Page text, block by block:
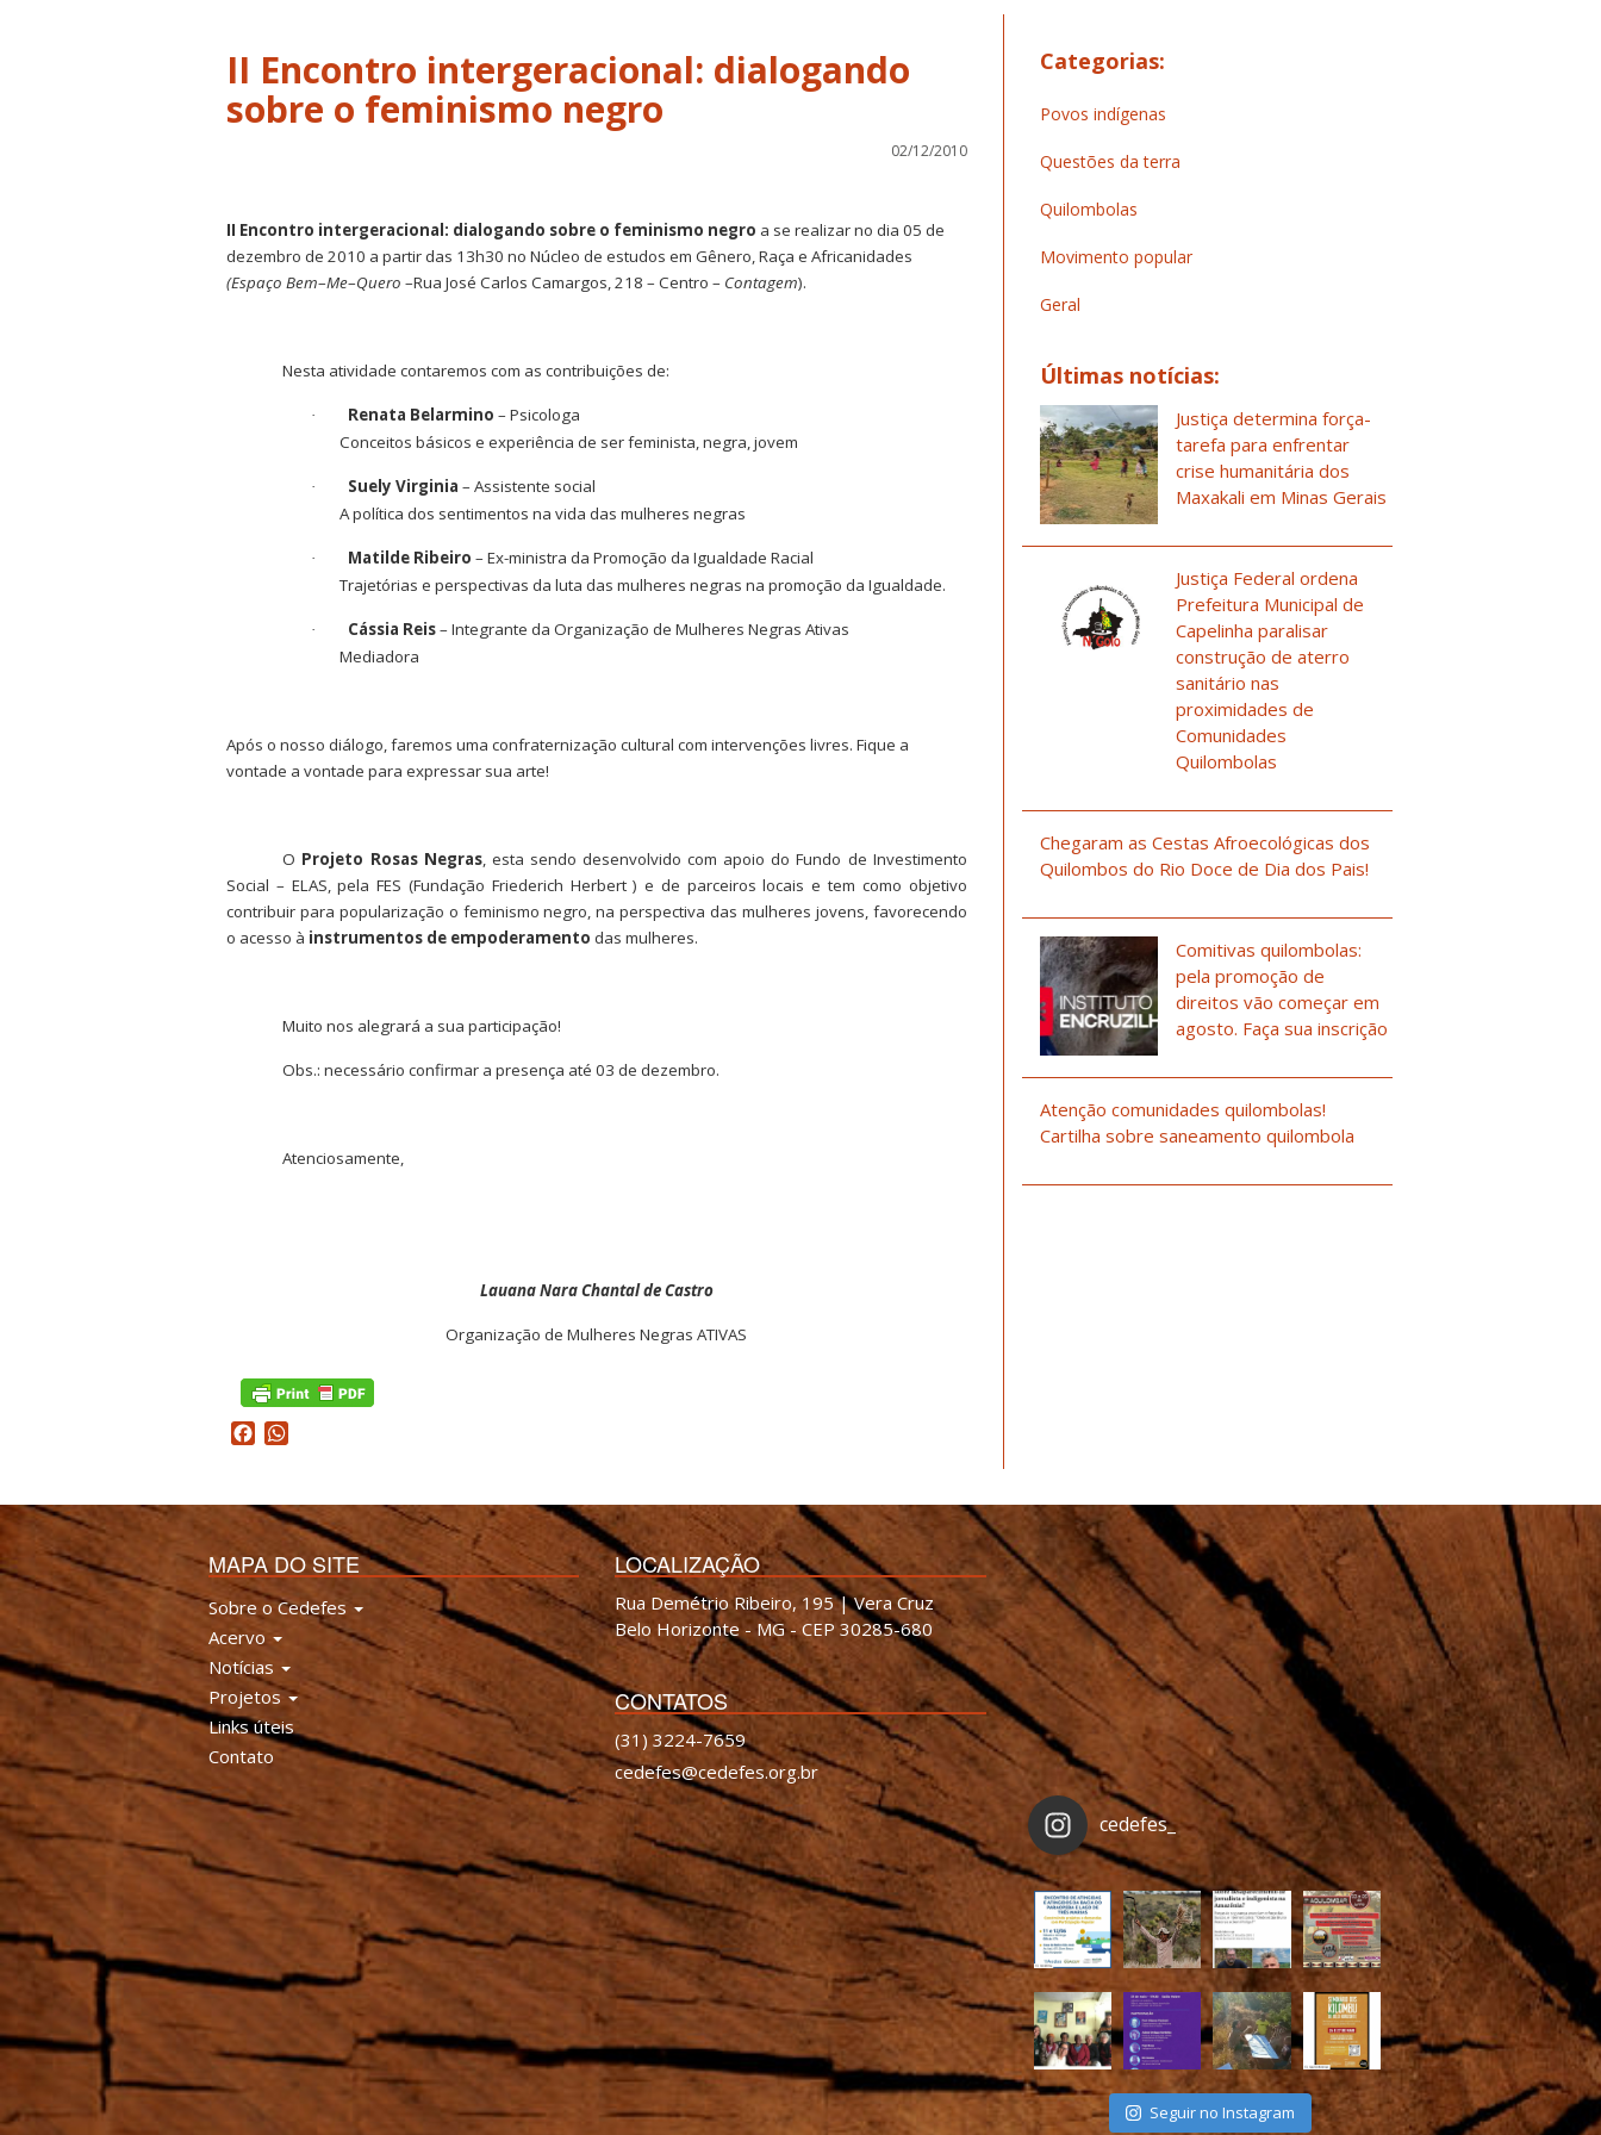
II Encontro intergeracional: dialogando
sobre o feminismo negro
02/12/2010
II Encontro intergeracional: dialogando sobre o feminismo negro a se realizar no dia 05 de
dezembro de 2010 a partir das 13h30 no Núcleo de estudos em Gênero, Raça e Africanidades
(Espaço Bem–Me–Quero –Rua José Carlos Camargos, 218 – Centro – Contagem).
Nesta atividade contaremos com as contribuições de:
· Renata Belarmino – Psicologa
Conceitos básicos e experiência de ser feminista, negra, jovem
· Suely Virginia – Assistente social
A política dos sentimentos na vida das mulheres negras
· Matilde Ribeiro – Ex-ministra da Promoção da Igualdade Racial
Trajetórias e perspectivas da luta das mulheres negras na promoção da Igualdade.
· Cássia Reis– Integrante da Organização de Mulheres Negras Ativas
Mediadora
Após o nosso diálogo, faremos uma confraternização cultural com intervenções livres. Fique a
vontade a vontade para expressar sua arte!
O Projeto Rosas Negras, esta sendo desenvolvido com apoio do Fundo de Investimento
Social – ELAS, pela FES (Fundação Friederich Herbert ) e de parceiros locais e tem como objetivo
contribuir para popularização o feminismo negro, na perspectiva das mulheres jovens, favorecendo
o acesso à instrumentos de empoderamento das mulheres.
Muito nos alegrará a sua participação!
Obs.: necessário confirmar a presença até 03 de dezembro.
Atenciosamente,
Lauana Nara Chantal de Castro
Organização de Mulheres Negras ATIVAS
Facebook
Categorias:
Povos indígenas
Questões da terra
Quilombolas
Movimento popular
Geral
Últimas notícias:
Justiça determina força-
tarefa para enfrentar
crise humanitária dos
Maxakali em Minas Gerais
Justiça Federal ordena
Prefeitura Municipal de
Capelinha paralisar
construção de aterro
sanitário nas
proximidades de
Comunidades
Quilombolas
Chegaram as Cestas Afroecológicas dos
Quilombos do Rio Doce de Dia dos Pais!
Comitivas quilombolas:
pela promoção de
direitos vão começar em
agosto. Faça sua inscrição
Atenção comunidades quilombolas!
Cartilha sobre saneamento quilombola
MAPA DO SITE
Sobre o Cedefes
Acervo
Notícias
Projetos
Links úteis
Contato
LOCALIZAÇÃO
Rua Demétrio Ribeiro, 195 | Vera Cruz
Belo Horizonte - MG - CEP 30285-680
CONTATOS
(31) 3224-7659
cedefes@cedefes.org.br
cedefes_
Seguir no Instagram